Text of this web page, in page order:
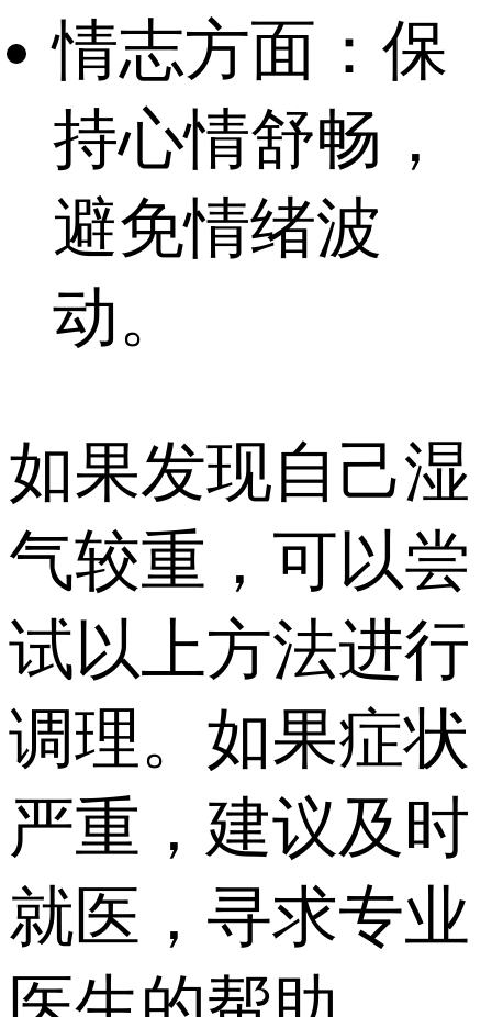
情志方面：保
持心情舒畅，
避免情绪波
动。
如果发现自己湿
气较重，可以尝
试以上方法进行
调理。如果症状
严重，建议及时
就医，寻求专业